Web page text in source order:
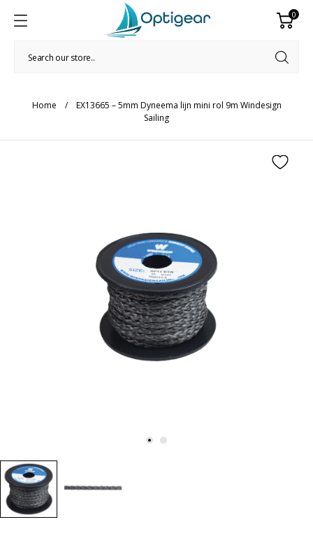
0
Home
EX13665 – 5mm Dyneema lijn mini rol 9m Windesign
Sailing